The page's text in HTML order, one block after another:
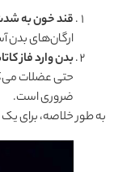
قند خون به
ارگان‌های بدن
بدن وارد فاز
حتی عضلات
ضروری است.
به طور خلاصه، برای یک فرد مبتلا به دیابت نوع